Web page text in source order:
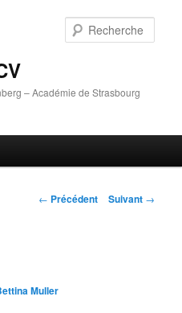
– Académie de Strasbourg
Navigation
← Précédent Suivant →
Muller